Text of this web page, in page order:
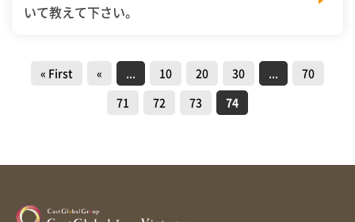
いて教えて下さい。
« First « ... 10 20 30 ...
70
71
72 73 74